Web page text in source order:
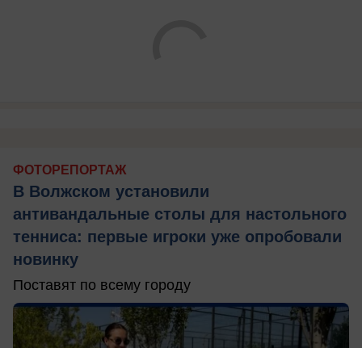
ФОТОРЕПОРТАЖ
В Волжском установили
антивандальные столы для настольного
тенниса: первые игроки уже опробовали
новинку
Поставят по всему городу